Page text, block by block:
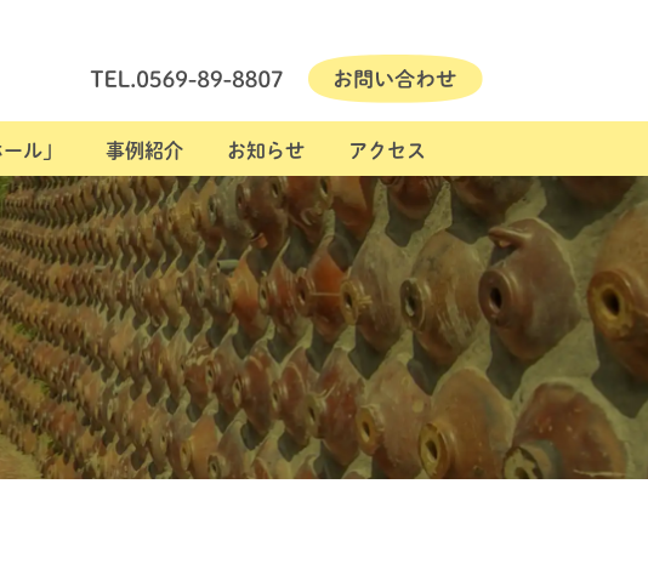
ル」 事例紹介 お知らせ アクセス